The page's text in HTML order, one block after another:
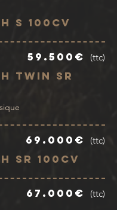
S 100cv
59.500€ (ttc)
Twin SR
69.000€ (ttc)
SR 100cv
67.000€ (ttc)